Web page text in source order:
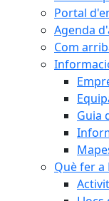
Portal
Agenda
Com
Guia
Què fer a